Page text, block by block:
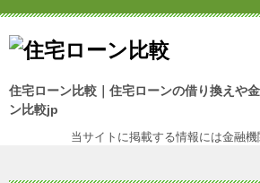
住宅ローン比較｜住宅ローンの借り換えや
ン比較jp
当サイトに掲載する情報には金融機